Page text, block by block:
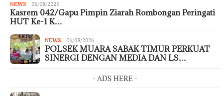
NEWS 06/08/2026
Kasrem 042/Gapu Pimpin Ziarah Rombongan Peringati
HUT Ke-1 K…
NEWS 06/08/2026
POLSEK MUARA SABAK TIMUR PERKUAT
SINERGI DENGAN MEDIA DAN LS…
- ADS HERE -